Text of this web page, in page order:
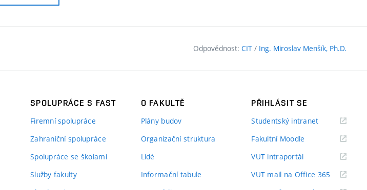
Odpovědnost: CIT / Ing. Miroslav Menšík, Ph.D.
SPOLUPRÁCE S FAST
Firemní spolupráce
Zahraniční spolupráce
Spolupráce se školami
Služby fakulty
O FAKULTĚ
Plány budov
Organizační struktura
Lidé
Informační tabule
PŘIHLÁSIT SE
Studentský intranet(externí
Fakultní Moodle
VUT intraportál(externí
VUT mail na Office 365 (externí